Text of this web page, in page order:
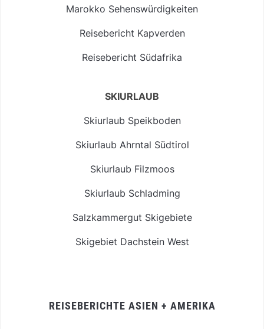
Marokko Sehenswürdigkeiten
Reisebericht Kapverden
Reisebericht Südafrika
SKIURLAUB
Skiurlaub Speikboden
Skiurlaub Ahrntal Südtirol
Skiurlaub Filzmoos
Skiurlaub Schladming
Salzkammergut Skigebiete
Skigebiet Dachstein West
REISEBERICHTE ASIEN + AMERIKA